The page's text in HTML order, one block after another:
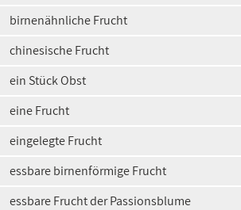
birnenähnliche Frucht
chinesische Frucht
ein Stück Obst
eine Frucht
eingelegte Frucht
essbare birnenförmige Frucht
essbare Frucht der Passionsblume